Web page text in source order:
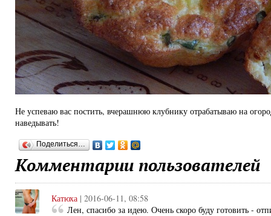
Не успеваю вас постить, вчерашнюю клубнику отрабатываю на
наведывать!
Поделиться…
Комментарии пользователей
Катюха | 2016-06-11, 08:58
Лен, спасибо за идею. Очень скоро буду готовить -